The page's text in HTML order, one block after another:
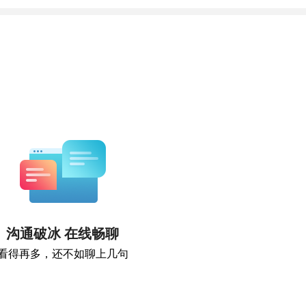
沟通破冰 在线畅聊
得再多，还不如聊上几句